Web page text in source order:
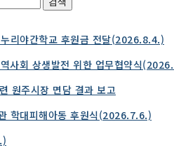
리야간학교 후원금 전달(2026.8.4.)
사회 상생발전 위한 업무협약식
원주시장 면담 결과 보고
학대피해아동 후원식(2026.7.6.)